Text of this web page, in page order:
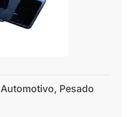
Automotivo, Pesado